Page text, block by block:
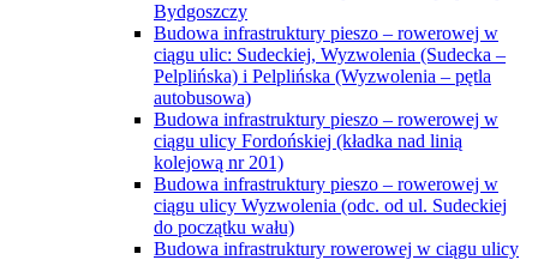
Bydgoszczy
Budowa infrastruktury pieszo – rowerowej w
ciągu ulic: Sudeckiej, Wyzwolenia (Sudecka –
Pelplińska) i Pelplińska (Wyzwolenia – pętla
autobusowa)
Budowa infrastruktury pieszo – rowerowej w
ciągu ulicy Fordońskiej (kładka nad linią
kolejową nr 201)
Budowa infrastruktury pieszo – rowerowej w
ciągu ulicy Wyzwolenia (odc. od ul. Sudeckiej
do początku wału)
Budowa infrastruktury rowerowej w ciągu ulicy